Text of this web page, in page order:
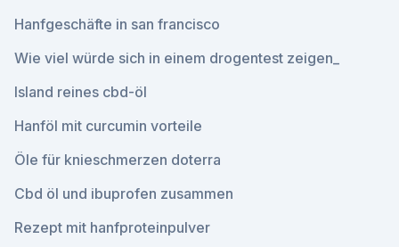
Hanfgeschäfte in san francisco
Wie viel würde sich in einem drogentest zeigen_
Island reines cbd-öl
Hanföl mit curcumin vorteile
Öle für knieschmerzen doterra
Cbd öl und ibuprofen zusammen
Rezept mit hanfproteinpulver